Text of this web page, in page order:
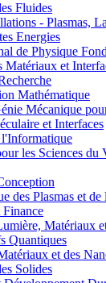
Fluides
- Plasmas,
Energies
de Physique
et
Mathématique
Mécanique
et Interfaces
les Sciences du
Plasmas et de
Matériaux
Quantiques
et des
Solides